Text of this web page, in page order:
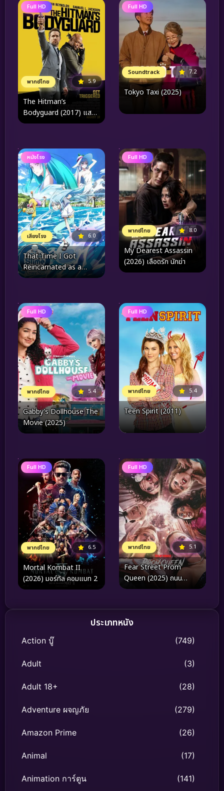
Full HD
พากย์ไทย 5.9
The Hitman’s
Bodyguard (2017) แสบ
ซ่าส์ แบบว่าบอดี้การ์ด
Full HD
Soundtrack 7.2
Tokyo Taxi (2025)
หนังโรง
เสียงโรง 6.0
That Time I Got
Reincarnated as a
Slime the Movie Tears
ทั้งทีก็เป็นสไลม์ไปซะแล้ว
เดอะมูฟวี่ ภาคน้ำตาแห่งห้วง
ทะเลคราม (2026)
Full HD
พากย์ไทย 8.0
My Dearest Assassin
(2026) เลือดรัก นักฆ่า
Full HD
พากย์ไทย 5.4
Gabby’s Dollhouse The
Movie (2025)
Full HD
พากย์ไทย 5.4
Teen Spirit (2011)
Full HD
พากย์ไทย 6.5
Mortal Kombat II
(2026) มอร์ทัล คอมแบท 2
Full HD
พากย์ไทย 5.1
Fear Street Prom
Queen (2025) ถนน
อาถรรพ์ ราชินีงานพรอม
ประเภทหนัง
Action บู๊ (749)
Adult (3)
Adult 18+ (28)
Adventure ผจญภัย (279)
Amazon Prime (26)
Animal (17)
Animation การ์ตูน (141)